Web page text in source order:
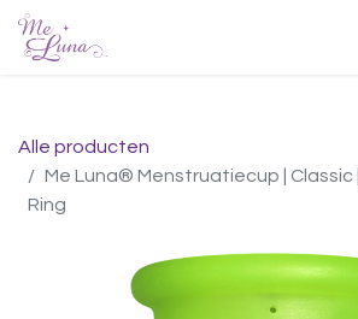
Alle producten
Me Luna® Menstruatiecup | Classic
Ring